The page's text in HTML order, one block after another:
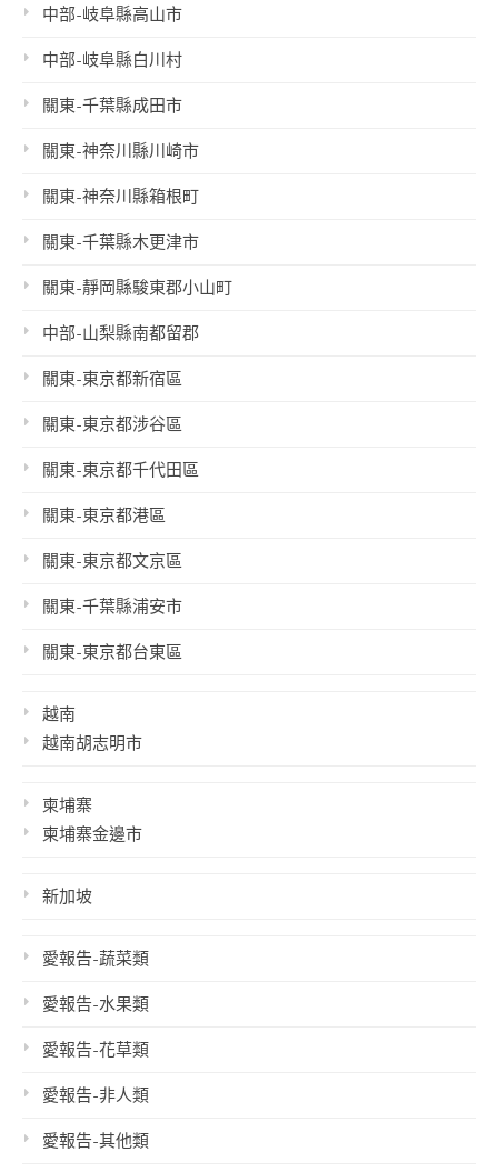
中部-岐阜縣高山市
中部-岐阜縣白川村
關東-千葉縣成田市
關東-神奈川縣川崎市
關東-神奈川縣箱根町
關東-千葉縣木更津市
關東-靜岡縣駿東郡小山町
中部-山梨縣南都留郡
關東-東京都新宿區
關東-東京都涉谷區
關東-東京都千代田區
關東-東京都港區
關東-東京都文京區
關東-千葉縣浦安市
關東-東京都台東區
越南
越南胡志明市
柬埔寨
柬埔寨金邊市
新加坡
愛報告-蔬菜類
愛報告-水果類
愛報告-花草類
愛報告-非人類
愛報告-其他類